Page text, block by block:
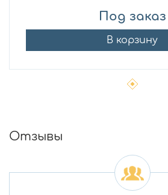
Под заказ
В корзину
Отзывы